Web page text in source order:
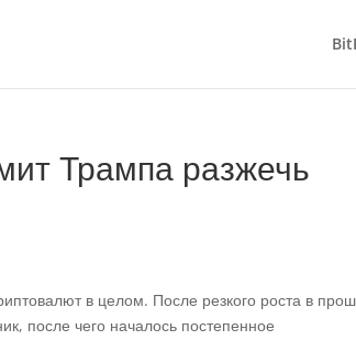
Трампа разжечь
в целом. После резкого роста в
после чего началось постепенное